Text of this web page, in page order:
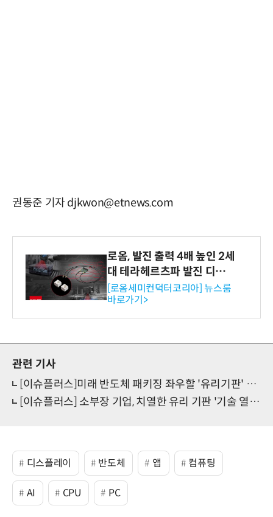
권동준 기자 djkwon@etnews.com
로옴, 발진 출력 4배 높인 2세
대 테라헤르츠파 발진 디바이
스 개발
[로옴세미컨덕터코리아] 뉴스룸
바로가기>
관련 기사
[이슈플러스]미래 반도체 패키징 좌우할 '유리기판' 시장 개화...“양산 속도전 시작”
[이슈플러스] 소부장 기업, 치열한 유리 기판 '기술 열전'
디스플레이 반도체 앱 컴퓨팅
AI CPU PC